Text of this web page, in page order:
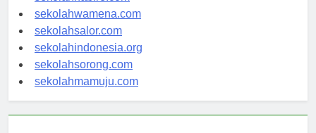
sekolahnabire.com
sekolahwamena.com
sekolahsalor.com
sekolahindonesia.org
sekolahsorong.com